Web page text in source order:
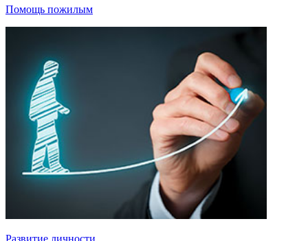
Помощь пожилым
Развитие личности